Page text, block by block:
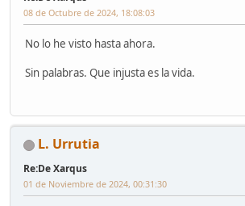
08 de Octubre de 2024, 18:08:03
No lo he visto hasta ahora.
Sin palabras. Que injusta es la vida.
L. Urrutia
Re:De Xarqus
01 de Noviembre de 2024, 00:31:30